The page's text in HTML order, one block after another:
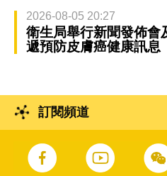
2026-08-05 20:27
衛生局舉行新聞發佈會
遞預防皮膚癌健康訊息
訂閱頻道